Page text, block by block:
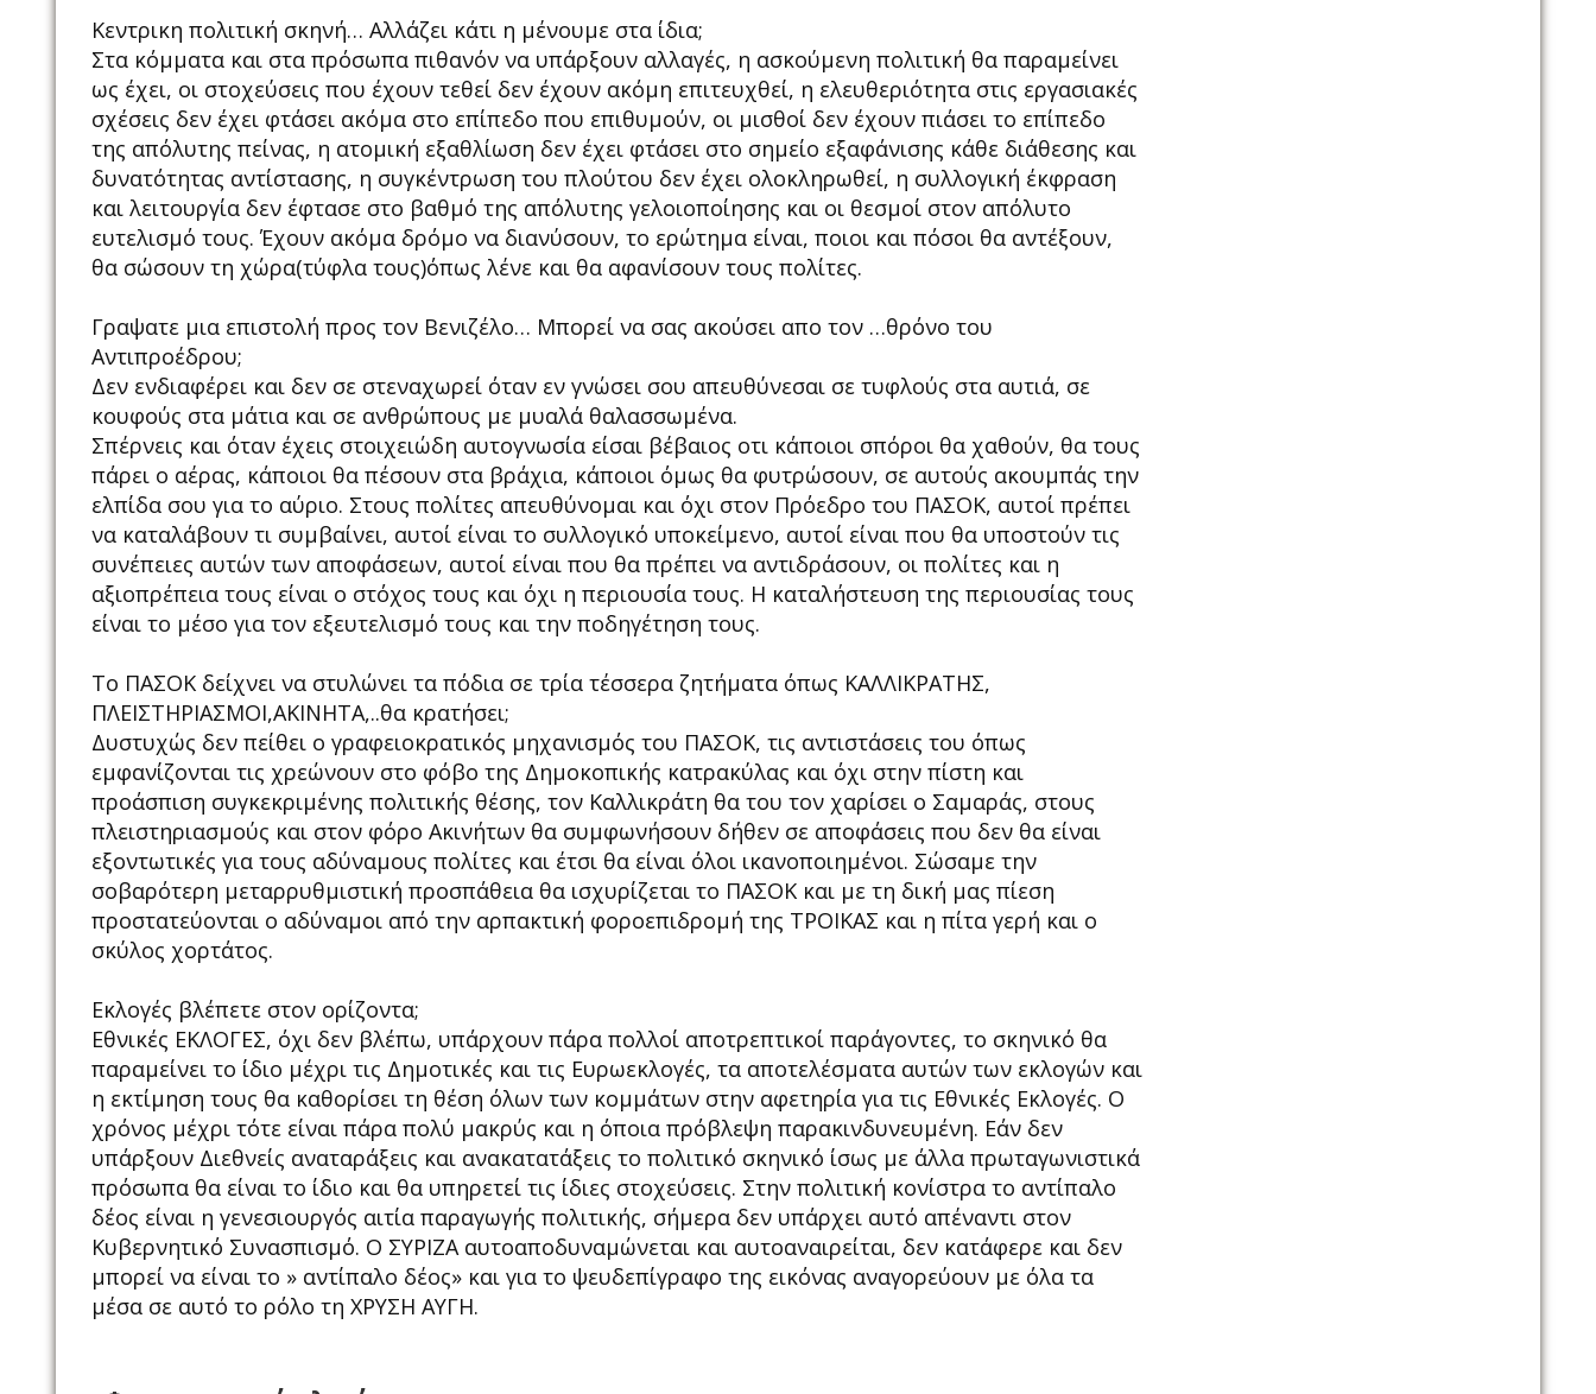
Κεντρικη πολιτική σκηνή… Αλλάζει κάτι η μένουμε στα ίδια;
Στα κόμματα και στα πρόσωπα πιθανόν να υπάρξουν αλλαγές, η ασκούμενη πολιτική θα παραμείνει
ως έχει, οι στοχεύσεις που έχουν τεθεί δεν έχουν ακόμη επιτευχθεί, η ελευθεριότητα στις εργασιακές
σχέσεις δεν έχει φτάσει ακόμα στο επίπεδο που επιθυμούν, οι μισθοί δεν έχουν πιάσει το επίπεδο
της απόλυτης πείνας, η ατομική εξαθλίωση δεν έχει φτάσει στο σημείο εξαφάνισης κάθε διάθεσης και
δυνατότητας αντίστασης, η συγκέντρωση του πλούτου δεν έχει ολοκληρωθεί, η συλλογική έκφραση
και λειτουργία δεν έφτασε στο βαθμό της απόλυτης γελοιοποίησης και οι θεσμοί στον απόλυτο
ευτελισμό τους. Έχουν ακόμα δρόμο να διανύσουν, το ερώτημα είναι, ποιοι και πόσοι θα αντέξουν,
θα σώσουν τη χώρα(τύφλα τους)όπως λένε και θα αφανίσουν τους πολίτες.
Γραψατε μια επιστολή προς τον Βενιζέλο… Μπορεί να σας ακούσει απο τον …θρόνο του
Αντιπροέδρου;
Δεν ενδιαφέρει και δεν σε στεναχωρεί όταν εν γνώσει σου απευθύνεσαι σε τυφλούς στα αυτιά, σε
κουφούς στα μάτια και σε ανθρώπους με μυαλά θαλασσωμένα.
Σπέρνεις και όταν έχεις στοιχειώδη αυτογνωσία είσαι βέβαιος οτι κάποιοι σπόροι θα χαθούν, θα τους
πάρει ο αέρας, κάποιοι θα πέσουν στα βράχια, κάποιοι όμως θα φυτρώσουν, σε αυτούς ακουμπάς την
ελπίδα σου για το αύριο. Στους πολίτες απευθύνομαι και όχι στον Πρόεδρο του ΠΑΣΟΚ, αυτοί πρέπει
να καταλάβουν τι συμβαίνει, αυτοί είναι το συλλογικό υποκείμενο, αυτοί είναι που θα υποστούν τις
συνέπειες αυτών των αποφάσεων, αυτοί είναι που θα πρέπει να αντιδράσουν, οι πολίτες και η
αξιοπρέπεια τους είναι ο στόχος τους και όχι η περιουσία τους. Η καταλήστευση της περιουσίας τους
είναι το μέσο για τον εξευτελισμό τους και την ποδηγέτηση τους.
Το ΠΑΣΟΚ δείχνει να στυλώνει τα πόδια σε τρία τέσσερα ζητήματα όπως ΚΑΛΛΙΚΡΑΤΗΣ,
ΠΛΕΙΣΤΗΡΙΑΣΜΟΙ,ΑΚΙΝΗΤΑ,..θα κρατήσει;
Δυστυχώς δεν πείθει ο γραφειοκρατικός μηχανισμός του ΠΑΣΟΚ, τις αντιστάσεις του όπως
εμφανίζονται τις χρεώνουν στο φόβο της Δημοκοπικής κατρακύλας και όχι στην πίστη και
προάσπιση συγκεκριμένης πολιτικής θέσης, τον Καλλικράτη θα του τον χαρίσει ο Σαμαράς, στους
πλειστηριασμούς και στον φόρο Ακινήτων θα συμφωνήσουν δήθεν σε αποφάσεις που δεν θα είναι
εξοντωτικές για τους αδύναμους πολίτες και έτσι θα είναι όλοι ικανοποιημένοι. Σώσαμε την
σοβαρότερη μεταρρυθμιστική προσπάθεια θα ισχυρίζεται το ΠΑΣΟΚ και με τη δική μας πίεση
προστατεύονται ο αδύναμοι από την αρπακτική φοροεπιδρομή της ΤΡΟΙΚΑΣ και η πίτα γερή και ο
σκύλος χορτάτος.
Εκλογές βλέπετε στον ορίζοντα;
Εθνικές ΕΚΛΟΓΕΣ, όχι δεν βλέπω, υπάρχουν πάρα πολλοί αποτρεπτικοί παράγοντες, το σκηνικό θα
παραμείνει το ίδιο μέχρι τις Δημοτικές και τις Ευρωεκλογές, τα αποτελέσματα αυτών των εκλογών και
η εκτίμηση τους θα καθορίσει τη θέση όλων των κομμάτων στην αφετηρία για τις Εθνικές Εκλογές. Ο
χρόνος μέχρι τότε είναι πάρα πολύ μακρύς και η όποια πρόβλεψη παρακινδυνευμένη. Εάν δεν
υπάρξουν Διεθνείς αναταράξεις και ανακατατάξεις το πολιτικό σκηνικό ίσως με άλλα πρωταγωνιστικά
πρόσωπα θα είναι το ίδιο και θα υπηρετεί τις ίδιες στοχεύσεις. Στην πολιτική κονίστρα το αντίπαλο
δέος είναι η γενεσιουργός αιτία παραγωγής πολιτικής, σήμερα δεν υπάρχει αυτό απέναντι στον
Κυβερνητικό Συνασπισμό. Ο ΣΥΡΙΖΑ αυτοαποδυναμώνεται και αυτοαναιρείται, δεν κατάφερε και δεν
μπορεί να είναι το » αντίπαλο δέος» και για το ψευδεπίγραφο της εικόνας αναγορεύουν με όλα τα
μέσα σε αυτό το ρόλο τη ΧΡΥΣΗ ΑΥΓΗ.